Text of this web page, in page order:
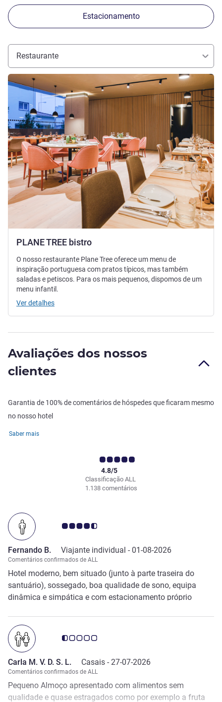
Estacionamento
Restaurante
PLANE TREE bistro
Ver detalhes
O nosso restaurante Plane Tree oferece um menu de
inspiração portuguesa com pratos típicos, mas também
saladas e petiscos. Para os mais pequenos, dispomos de um
menu infantil.
Ver detalhes
Avaliações dos nossos
clientes
Garantia de 100% de comentários de hóspedes que ficaram mesmo
no nosso hotel
Saber mais
Classificação ALL
4.8/5
1.138 comentários
Nota clientes Avis 4.5/5
Fernando B. Viajante individual - 01-08-2026
Comentários confirmados de ALL
Hotel moderno, bem situado (junto à parte traseira do
santuário), sossegado, boa qualidade de sono, equipa
dinâmica e simpática e com estacionamento próprio
Nota clientes Avis 0.5/5
Carla M. V. D. S. L. Casais - 27-07-2026
Comentários confirmados de ALL
Pequeno Almoço apresentado com alimentos sem
qualidade e quase estragados como por exemplo a fruta